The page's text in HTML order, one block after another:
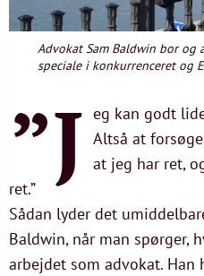
Advokat Sam Baldwin bor og
speciale i konkurrenceret og
”J eg kan godt
Altså at
at jeg har ret,
ret.”
Sådan lyder det
Baldwin, når man spørger,
arbejdet som advokat. Han